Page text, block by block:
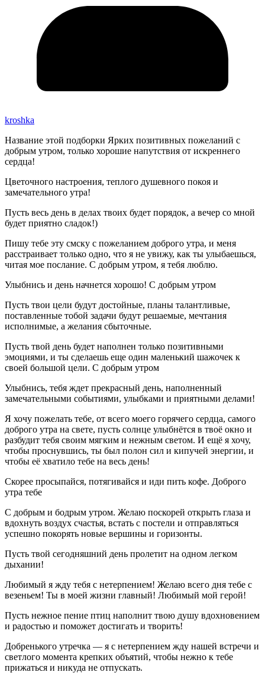
kroshka
Название этой подборки Ярких позитивных пожеланий с
добрым утром, только хорошие напутствия от искреннего
сердца!
Цветочного настроения, теплого душевного покоя и
замечательного утра!
Пусть весь день в делах твоих будет порядок, а вечер со мной
будет приятно сладок!)
Пишу тебе эту смску с пожеланием доброго утра, и меня
расстраивает только одно, что я не увижу, как ты улыбаешься,
читая мое послание. С добрым утром, я тебя люблю.
Улыбнись и день начнется хорошо! С добрым утром
Пусть твои цели будут достойные, планы талантливые,
поставленные тобой задачи будут решаемые, мечтания
исполнимые, а желания сбыточные.
Пусть твой день будет наполнен только позитивными
эмоциями, и ты сделаешь еще один маленький шажочек к
своей большой цели. С добрым утром
Улыбнись, тебя ждет прекрасный день, наполненный
замечательными событиями, улыбками и приятными делами!
Я хочу пожелать тебе, от всего моего горячего сердца, самого
доброго утра на свете, пусть солнце улыбнётся в твоё окно и
разбудит тебя своим мягким и нежным светом. И ещё я хочу,
чтобы проснувшись, ты был полон сил и кипучей энергии, и
чтобы её хватило тебе на весь день!
Скорее просыпайся, потягивайся и иди пить кофе. Доброго
утра тебе
С добрым и бодрым утром. Желаю поскорей открыть глаза и
вдохнуть воздух счастья, встать с постели и отправляться
успешно покорять новые вершины и горизонты.
Пусть твой сегодняшний день пролетит на одном легком
дыхании!
Любимый я жду тебя с нетерпением! Желаю всего дня тебе с
везеньем! Ты в моей жизни главный! Любимый мой герой!
Пусть нежное пение птиц наполнит твою душу вдохновением
и радостью и поможет достигать и творить!
Добренького утречка — я с нетерпением жду нашей встречи и
светлого момента крепких объятий, чтобы нежно к тебе
прижаться и никуда не отпускать.